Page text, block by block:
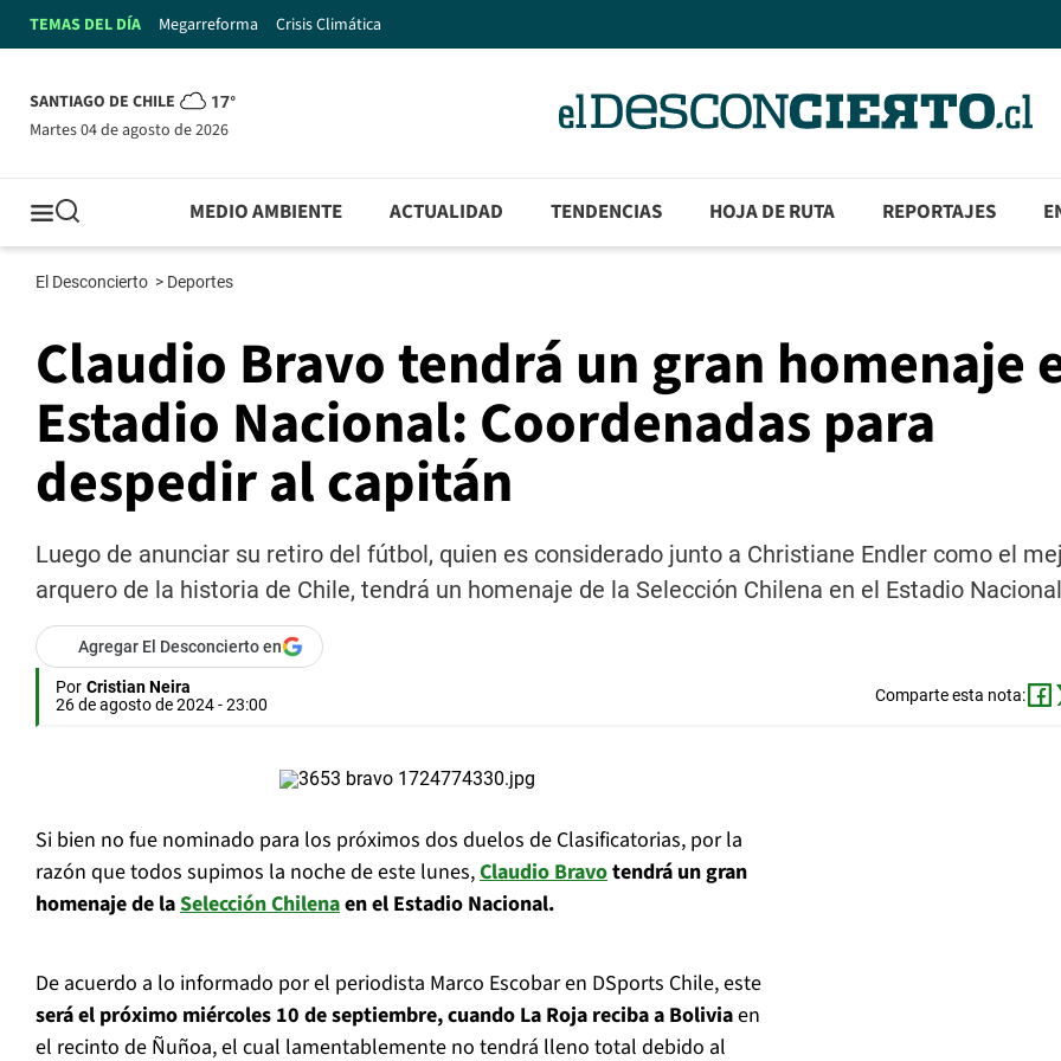
TEMAS DEL DÍA Megarreforma Crisis Climática
SANTIAGO DE CHILE 17°
martes 04 de agosto de 2026
MEDIO AMBIENTE ACTUALIDAD TENDENCIAS HOJA DE RUTA REPORTAJES
El Desconcierto > Deportes
Claudio Bravo tendrá un gran homenaje
Estadio Nacional: Coordenadas para
despedir al capitán
Luego de anunciar su retiro del fútbol, quien es considerado junto a Christiane Endler como el
arquero de la historia de Chile, tendrá un homenaje de la Selección Chilena en el Estadio
Agregar El Desconcierto en
Por Cristian Neira
26 de agosto de 2024 - 23:00
Comparte esta nota:
Si bien no fue nominado para los próximos dos duelos de Clasificatorias, por la
razón que todos supimos la noche de este lunes,Claudio Bravotendrá un gran
homenaje de laSelección Chilenaen el Estadio Nacional.
De acuerdo a lo informado por el periodista Marco Escobar en DSports Chile, este
será el próximo miércoles 10 de septiembre, cuando La Roja reciba a Boliviaen
el recinto de Ñuñoa, el cual lamentablemente no tendrá lleno total debido al